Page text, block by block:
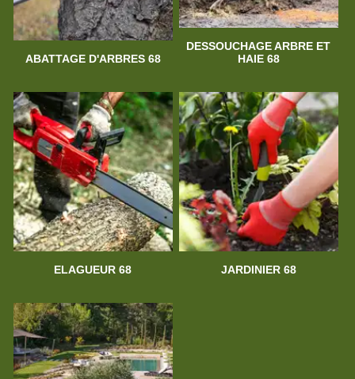
ABATTAGE D'ARBRES 68
DESSOUCHAGE ARBRE ET
HAIE 68
ELAGUEUR 68 JARDINIER 68